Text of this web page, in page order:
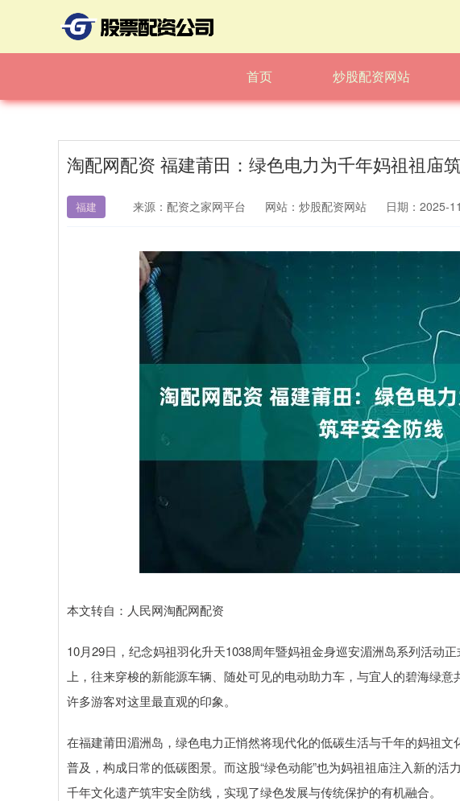
首页 炒股配资网站
淘配网配资 福建莆田：绿色电力为千年妈祖祖庙
福建 来源：配资之家网平台 网站：炒股配资网站 日期：2025-
本文转自：人民网淘配网配资
10月29日，纪念妈祖羽化升天1038周年暨妈祖金身巡安湄洲岛系列活动
上，往来穿梭的新能源车辆、随处可见的电动助力车，与宜人的碧海绿
许多游客对这里最直观的印象。
在福建莆田湄洲岛，绿色电力正悄然将现代化的低碳生活与千年的妈祖
普及，构成日常的低碳图景。而这股“绿色动能”也为妈祖祖庙注入新的活
千年文化遗产筑牢安全防线，实现了绿色发展与传统保护的有机融合。